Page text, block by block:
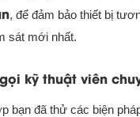
, để đảm bảo thiết bị
sát mới nhất.
kỹ thuật viên
bạn đã thử các biện